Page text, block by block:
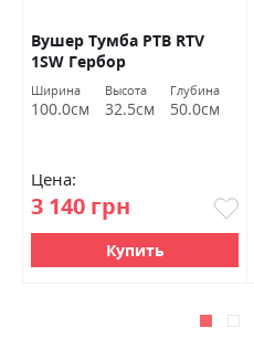
Вушер Тумба РТВ RTV
1SW Гербор
Ширина
100.0см
Высота
32.5см
Глубина
50.0см
Цена:
3 140 грн
Купить